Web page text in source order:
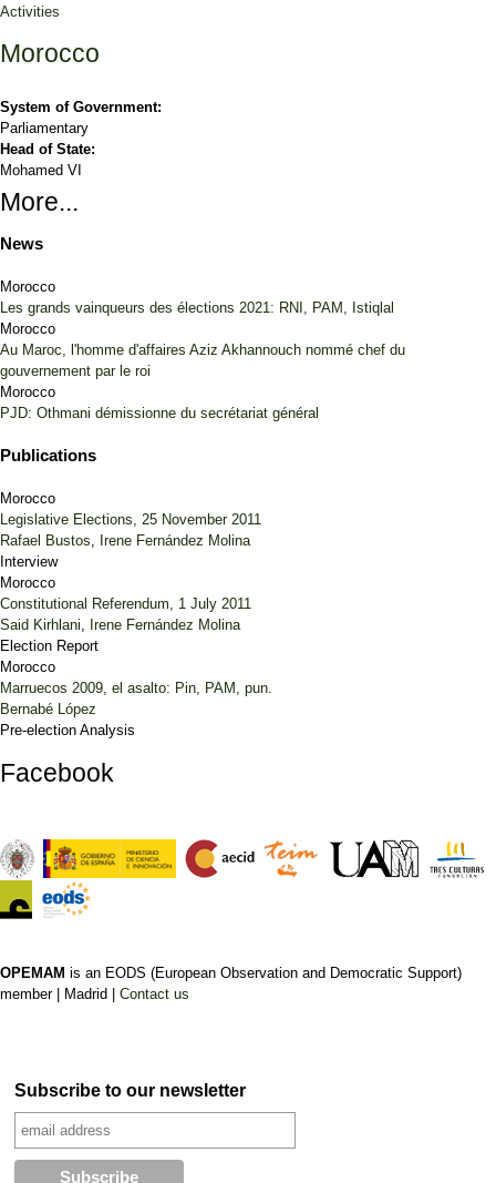
Activities
Morocco
System of Government:
Parliamentary
Head of State:
Mohamed VI
More...
News
Morocco
Les grands vainqueurs des élections 2021: RNI, PAM, Istiqlal
Morocco
Au Maroc, l'homme d'affaires Aziz Akhannouch nommé chef du
gouvernement par le roi
Morocco
PJD: Othmani démissionne du secrétariat général
Publications
Morocco
Legislative Elections, 25 November 2011
Rafael Bustos, Irene Fernández Molina
Interview
Morocco
Constitutional Referendum, 1 July 2011
Said Kirhlani, Irene Fernández Molina
Election Report
Morocco
Marruecos 2009, el asalto: Pin, PAM, pun.
Bernabé López
Pre-election Analysis
Facebook
OPEMAM is an EODS (European Observation and Democratic Support)
member | Madrid | Contact us
Subscribe to our newsletter